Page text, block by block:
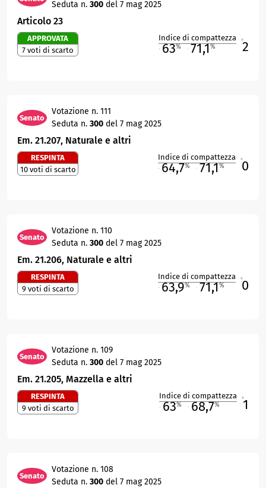
Seduta n. 300 del 7 mag 2025
Articolo 23
APPROVATA
7 voti di scarto
Indice di compattezza
63% 71,1% 2
Senato
Votazione n. 111
Seduta n. 300 del 7 mag 2025
Em. 21.207, Naturale e altri
RESPINTA
10 voti di scarto
Indice di compattezza
64,7% 71,1% 0
Senato
Votazione n. 110
Seduta n. 300 del 7 mag 2025
Em. 21.206, Naturale e altri
RESPINTA
9 voti di scarto
Indice di compattezza
63,9% 71,1% 0
Senato
Votazione n. 109
Seduta n. 300 del 7 mag 2025
Em. 21.205, Mazzella e altri
RESPINTA
9 voti di scarto
Indice di compattezza
63% 68,7% 1
Senato
Votazione n. 108
Seduta n. 300 del 7 mag 2025